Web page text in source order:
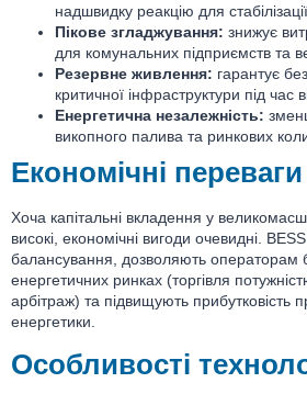
надшвидку реакцію для
Пікове згладжування: знижує
для комунальних підприємств та
Резервне живлення: гарантує
критичної інфраструктури під час
Енергетична незалежність:
викопного палива та ринкових
Економічні переваги
Хоча капітальні вкладення у
високі, економічні вигоди очевидні.
балансування, дозволяють операторам
енергетичних ринках (торгівля
арбітраж) та підвищують прибутковість
енергетики.
Особливості